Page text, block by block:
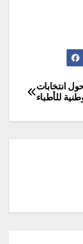
انتخابات
للأطباء